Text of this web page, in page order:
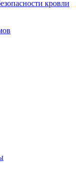
кровли